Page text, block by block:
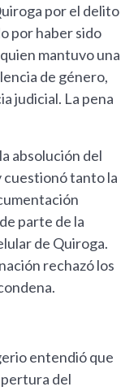
por el delito
por haber sido
mantuvo una
de género,
judicial. La pena
absolución del
cuestionó tanto la
parte de la
de Quiroga.
rechazó los
entendió que
del